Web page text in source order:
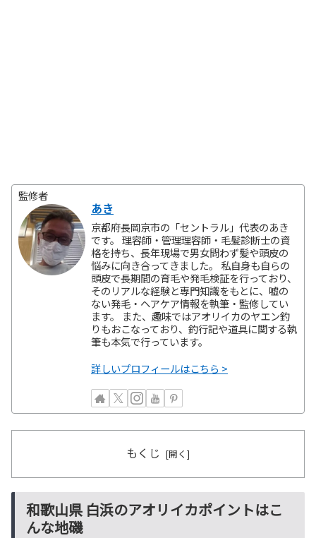
監修者
あき
京都府長岡京市の「セントラル」代表のあき
です。 理容師・管理理容師・毛髪診断士の資
格を持ち、長年現場で男女問わず髪や頭皮の
悩みに向き合ってきました。 私自身も自らの
頭皮で長期間の育毛や発毛検証を行っており、
そのリアルな経験と専門知識をもとに、嘘の
ない発毛・ヘアケア情報を執筆・監修してい
ます。 また、趣味ではアオリイカのヤエン釣
りもおこなっており、釣行記や道具に関する執
筆も本気で行っています。
詳しいプロフィールはこちら >
もくじ
和歌山県 白浜のアオリイカポイントはこ
んな地磯